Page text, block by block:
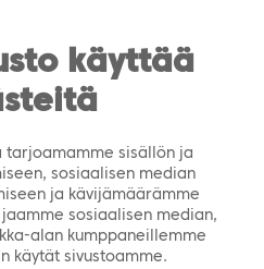
käyttää
tarjoamamme sisällön ja
sosiaalisen median
ja kävijämäärämme
sosiaalisen median,
alan kumppaneillemme
käytät sivustoamme.
FI SV
– Toisen asteen
klo 00.00